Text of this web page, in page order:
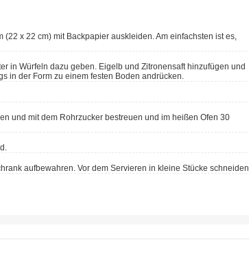
in Würfeln dazu geben. Eigelb und Zitronensaft hinzufügen und
in der Form zu einem festen Boden andrücken.
und mit dem Rohrzucker bestreuen und im heißen Ofen 30
aufbewahren. Vor dem Servieren in kleine Stücke schneiden.